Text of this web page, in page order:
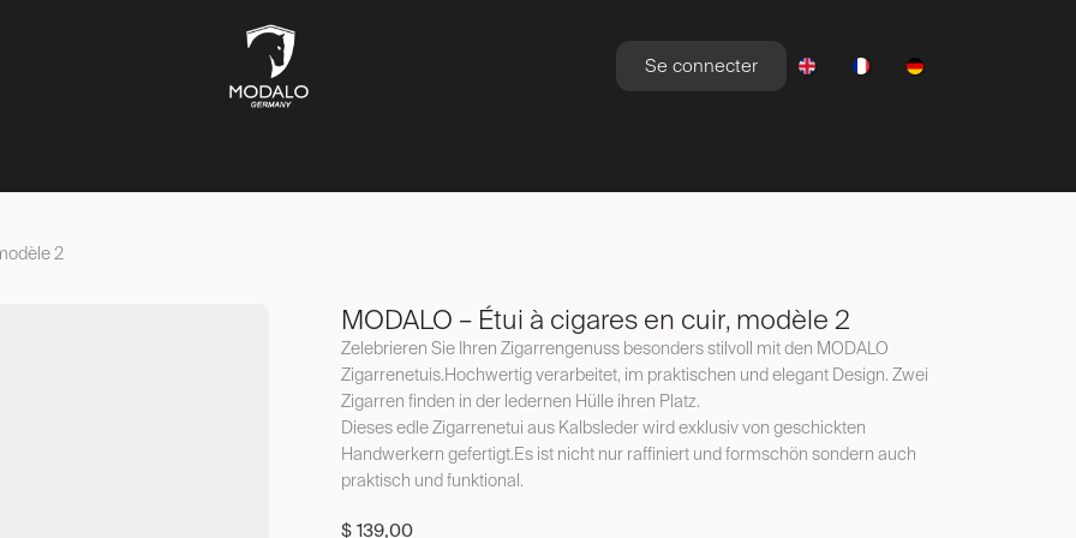
Se connecter
2
MODALO – Étui à cigares en cuir, modèle 2
Zelebrieren Sie Ihren Zigarrengenuss besonders stilvoll mit den MODALO
Zigarrenetuis.Hochwertig verarbeitet, im praktischen und elegant Design. Zwei
Zigarren finden in der ledernen Hülle ihren Platz.
Dieses edle Zigarrenetui aus Kalbsleder wird exklusiv von geschickten
Handwerkern gefertigt.Es ist nicht nur raffiniert und formschön sondern auch
praktisch und funktional.
$ 139,00